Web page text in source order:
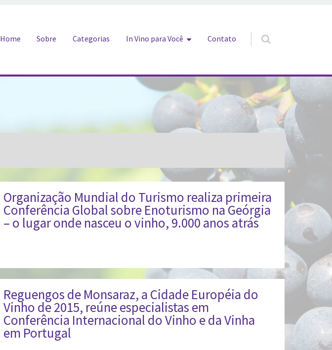
Home Sobre Categorias In Vino para Você Contato
Organização Mundial do Turismo realiza primeira
Conferência Global sobre Enoturismo na Geórgia
– o lugar onde nasceu o vinho, 9.000 anos atrás
Reguengos de Monsaraz, a Cidade Européia do
Vinho de 2015, reúne especialistas em
Conferência Internacional do Vinho e da Vinha
em Portugal